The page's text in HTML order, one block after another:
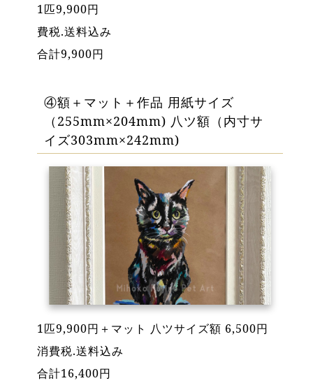
1匹9,900円
費税.送料込み
合計9,900円
④額＋マット＋作品 用紙サイズ
（255mm×204mm) 八ツ額（内寸サ
イズ303mm×242mm)
1匹9,900円＋マット 八ツサイズ額 6,500円
消費税.送料込み
合計16,400円